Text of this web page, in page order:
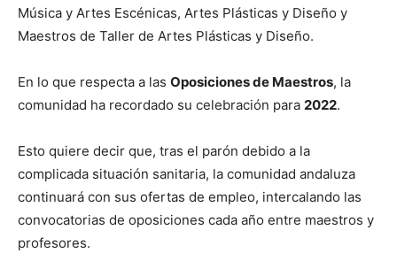
Música y Artes Escénicas, Artes Plásticas y Diseño y
Maestros de Taller de Artes Plásticas y Diseño.
En lo que respecta a las Oposiciones de Maestros, la
comunidad ha recordado su celebración para 2022.
Esto quiere decir que, tras el parón debido a la
complicada situación sanitaria, la comunidad andaluza
continuará con sus ofertas de empleo, intercalando las
convocatorias de oposiciones cada año entre maestros y
profesores.